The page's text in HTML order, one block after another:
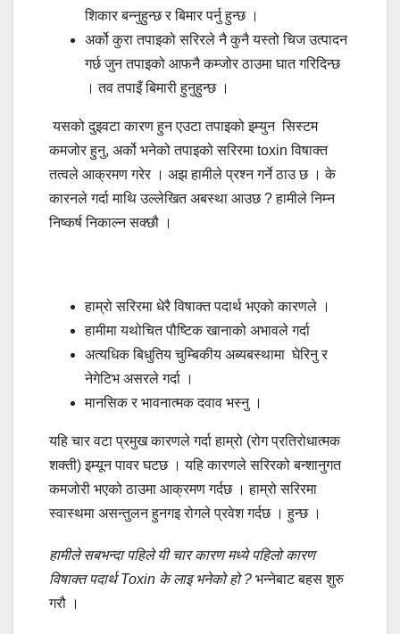
शिकार बन्नुहुन्छ र बिमार पर्नु हुन्छ ।
अर्को कुरा तपाइको सरिरले नै कुनै यस्तो चिज उत्पादन
गर्छ जुन तपाइको आफनै कम्जोर ठाउमा घात गरिदिन्छ
। तव तपाइँ बिमारी हुनुहुन्छ ।
यसको दुइवटा कारण हुन एउटा तपाइको इम्युन सिस्टम
कमजोर हुनु, अर्को भनेको तपाइको सरिरमा toxin विषाक्त
तत्वले आक्रमण गरेर । अझ हामीले प्रश्न गर्ने ठाउ छ । के
कारनले गर्दा माथि उल्लेखित अबस्था आउछ ? हामीले निम्न
निष्कर्ष निकाल्न सक्छौ ।
हाम्रो सरिरमा धेरै विषाक्त पदार्थ भएको कारणले ।
हामीमा यथोचित पौष्टिक खानाको अभावले गर्दा
अत्यधिक बिधुतिय चुम्बिकीय अब्यबस्थामा घेरिनु र
नेगेटिभ असरले गर्दा ।
मानसिक र भावनात्मक दवाव भस्नु ।
यहि चार वटा प्रमुख कारणले गर्दा हाम्रो (रोग प्रतिरोधात्मक
शक्ती) इम्यून पावर घटछ । यहि कारणले सरिरको बन्शानुगत
कमजोरी भएको ठाउमा आक्रमण गर्दछ । हाम्रो सरिरमा
स्वास्थमा असन्तुलन हुनगइ रोगले प्रवेश गर्दछ । हुन्छ ।
हामीले सबभन्दा पहिले यी चार कारण मध्ये पहिलो कारण
विषाक्त पदार्थ Toxin के लाइ भनेको हो ? भन्नेबाट बहस शुरु
गरौ ।